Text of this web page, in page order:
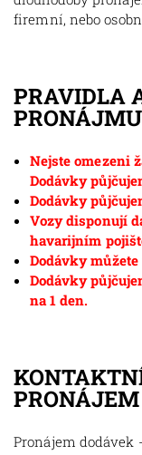
firemní, nebo
PRAVIDLA
Nejste omezeni
Dodávky
Dodávky
Vozy disponují
havarijním
Dodávky
Dodávky
na 1 den.
Pronájem dodávek